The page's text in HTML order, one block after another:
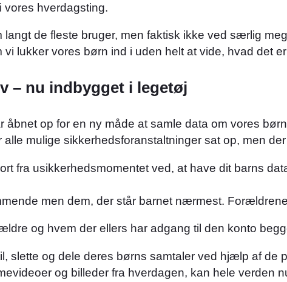
vores hverdagsting.
langt de fleste bruger, men faktisk ikke ved særlig
vi lukker vores børn ind i uden helt at vide, hvad det
– nu indbygget i legetøj
åbnet op for en ny måde at samle data om vores
mulige sikkerhedsforanstaltninger sat op, men
fra usikkerhedsmomentet ved, at have dit barns
men dem, der står barnet nærmest.
og hvem der ellers har adgang til den konto
slette og dele deres børns samtaler ved hjælp af de
og billeder fra hverdagen, kan hele verden